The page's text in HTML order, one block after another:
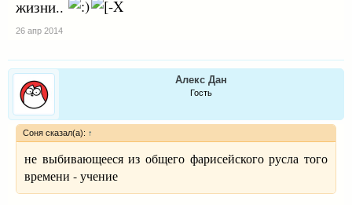
жизни..
26 апр 2014
Алекс Дан
Гость
Соня сказал(а): ↑
не выбивающееся из общего фарисейского русла того
времени - учение